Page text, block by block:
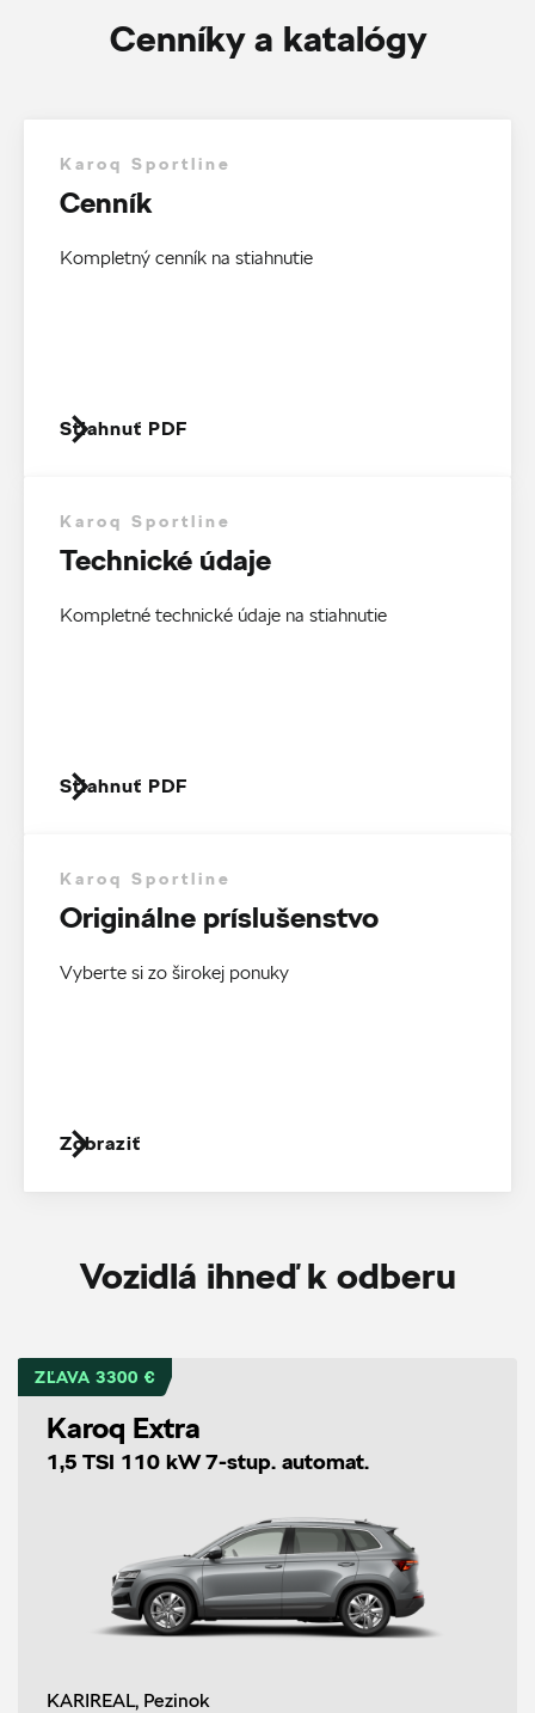
Cenníky a katalógy
Karoq Sportline
Cenník
Kompletný cenník na stiahnutie
Stiahnuť PDF
Karoq Sportline
Technické údaje
Kompletné technické údaje na stiahnutie
Stiahnuť PDF
Karoq Sportline
Originálne príslušenstvo
Vyberte si zo širokej ponuky
Zobraziť
Vozidlá ihneď k odberu
ZĽAVA 3300 €
Karoq Extra
1,5 TSI 110 kW 7-stup. automat.
KARIREAL, Pezinok